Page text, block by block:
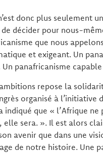
donc plus seulement
de décider pour nous-
que nous
et exigeant. Un
panafricanisme
repose la
organisé à l’initiative
indiqué que « l’Afrique
elle sera. ». Il est alors
avenir que dans une
de notre histoire. Une